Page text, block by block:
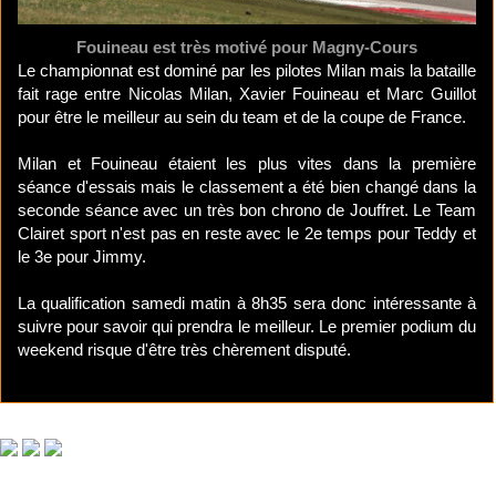
Fouineau est très motivé pour Magny-Cours
Le championnat est dominé par les pilotes Milan mais la bataille
fait rage entre Nicolas Milan, Xavier Fouineau et Marc Guillot
pour être le meilleur au sein du team et de la coupe de France.
Milan et Fouineau étaient les plus vites dans la première
séance d'essais mais le classement a été bien changé dans la
seconde séance avec un très bon chrono de Jouffret. Le Team
Clairet sport n'est pas en reste avec le 2e temps pour Teddy et
le 3e pour Jimmy.
La qualification samedi matin à 8h35 sera donc intéressante à
suivre pour savoir qui prendra le meilleur. Le premier podium du
weekend risque d'être très chèrement disputé.